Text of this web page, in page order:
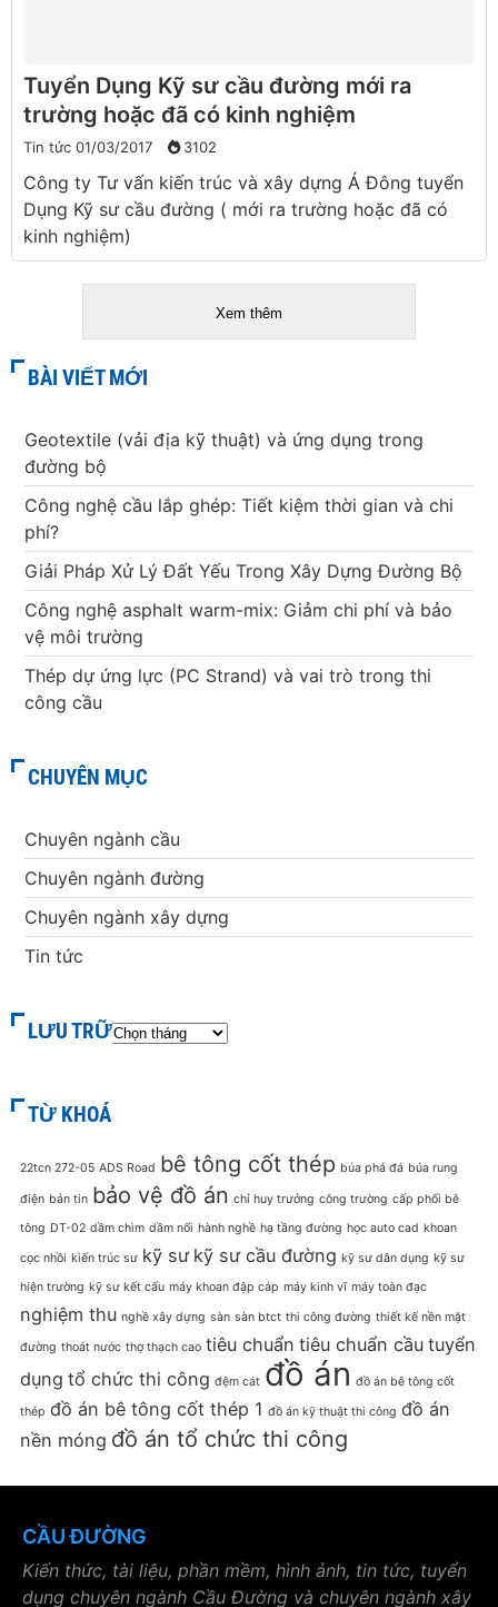
Tuyển Dụng Kỹ sư cầu đường mới ra
trường hoặc đã có kinh nghiệm
Tin tức 01/03/2017 3102
Công ty Tư vấn kiến trúc và xây dựng Á Đông tuyển
Dụng Kỹ sư cầu đường ( mới ra trường hoặc đã có
kinh nghiệm)
Xem thêm
BÀI VIẾT MỚI
Geotextile (vải địa kỹ thuật) và ứng dụng trong
đường bộ
Công nghệ cầu lắp ghép: Tiết kiệm thời gian và chi
phí?
Giải Pháp Xử Lý Đất Yếu Trong Xây Dựng Đường Bộ
Công nghệ asphalt warm-mix: Giảm chi phí và bảo
vệ môi trường
Thép dự ứng lực (PC Strand) và vai trò trong thi
công cầu
CHUYÊN MỤC
Chuyên ngành cầu
Chuyên ngành đường
Chuyên ngành xây dựng
Tin tức
LƯU TRỮ
TỪ KHOÁ
22tcn 272-05 ADS Road bê tông cốt thép búa phá đá búa rung
điện bản tin bảo vệ đồ án chỉ huy trưởng công trường cấp phối bê
tông DT-02 dầm chìm dầm nổi hành nghề hạ tầng đường học auto cad khoan
cọc nhồi kiến trúc sư kỹ sư kỹ sư cầu đường kỹ sư dân dụng kỹ sư
hiện trường kỹ sư kết cấu máy khoan đập cáp máy kinh vĩ máy toàn đạc
nghiệm thu nghề xây dựng sàn sàn btct thi công đường thiết kế nền mặt
đường thoát nước thợ thạch cao tiêu chuẩn tiêu chuẩn cầu tuyển
dụng tổ chức thi công đệm cát đồ án đồ án bê tông cốt
thép đồ án bê tông cốt thép 1 đồ án kỹ thuật thi công đồ án
nền móng đồ án tổ chức thi công
CẦU ĐƯỜNG
Kiến thức, tài liệu, phần mềm, hình ảnh, tin tức, tuyển
dụng chuyên ngành Cầu Đường và chuyên ngành xây